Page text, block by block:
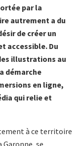
par la
autrement a du
de créer un
accessible. Du
illustrations au
démarche
en ligne,
qui relie et
à ce territoire
se